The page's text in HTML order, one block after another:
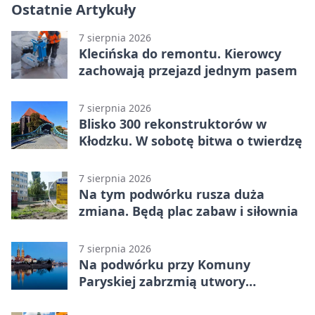
Ostatnie Artykuły
7 sierpnia 2026
Klecińska do remontu. Kierowcy
zachowają przejazd jednym pasem
7 sierpnia 2026
Blisko 300 rekonstruktorów w
Kłodzku. W sobotę bitwa o twierdzę
7 sierpnia 2026
Na tym podwórku rusza duża
zmiana. Będą plac zabaw i siłownia
7 sierpnia 2026
Na podwórku przy Komuny
Paryskiej zabrzmią utwory